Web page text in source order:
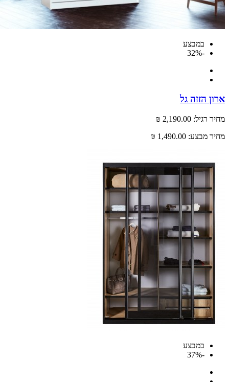
במבצע
הזזה גל
רגיל: 2,190.00 ₪
מבצע: 1,490.00 ₪
במבצע